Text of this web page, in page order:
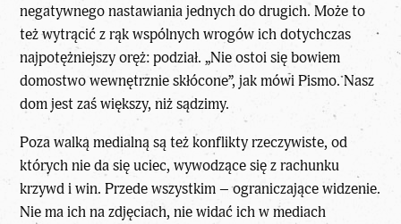
negatywnego nastawiania jednych do drugich. Może to
też wytrącić z rąk wspólnych wrogów ich dotychczas
najpotężniejszy oręż: podział. „Nie ostoi się bowiem
domostwo wewnętrznie skłócone”, jak mówi Pismo. Nasz
dom jest zaś większy, niż sądzimy.
Poza walką medialną są też konflikty rzeczywiste, od
których nie da się uciec, wywodzące się z rachunku
krzywd i win. Przede wszystkim – ograniczające widzenie.
Nie ma ich na zdjęciach, nie widać ich w mediach